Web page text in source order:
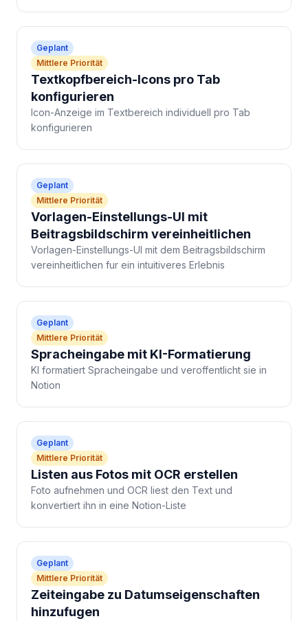
Geplant
Mittlere Priorität
Textkopfbereich-Icons pro Tab
konfigurieren
Icon-Anzeige im Textbereich individuell pro Tab
konfigurieren
Geplant
Mittlere Priorität
Vorlagen-Einstellungs-UI mit
Beitragsbildschirm vereinheitlichen
Vorlagen-Einstellungs-UI mit dem Beitragsbildschirm
vereinheitlichen fur ein intuitiveres Erlebnis
Geplant
Mittlere Priorität
Spracheingabe mit KI-Formatierung
KI formatiert Spracheingabe und veroffentlicht sie in
Notion
Geplant
Mittlere Priorität
Listen aus Fotos mit OCR erstellen
Foto aufnehmen und OCR liest den Text und
konvertiert ihn in eine Notion-Liste
Geplant
Mittlere Priorität
Zeiteingabe zu Datumseigenschaften
hinzufugen